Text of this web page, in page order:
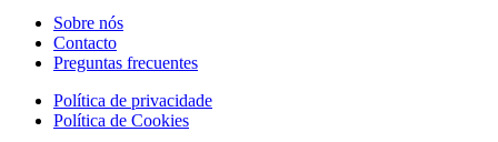
Sobre nós
Contacto
Preguntas frecuentes
Política de privacidade
Política de Cookies